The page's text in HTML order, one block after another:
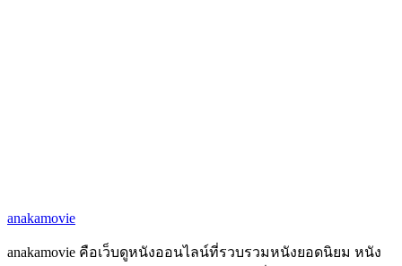
anakamovie
anakamovie คือเว็บดูหนังออนไลน์ที่รวบรวมหนังยอดนิยม หนัง